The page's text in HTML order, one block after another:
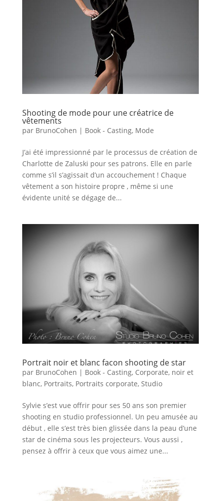
Shooting de mode pour une créatrice de
vêtements
par BrunoCohen | Book - Casting, Mode
J’ai été impressionné par le processus de création de
Charlotte de Zaluski pour ses patrons. Elle en parle
comme s’il s’agissait d’un accouchement ! Chaque
vêtement a son histoire propre , même si une
évidente unité se dégage de...
Portrait noir et blanc facon shooting de star
par BrunoCohen | Book - Casting, Corporate, noir et
blanc, Portraits, Portraits corporate, Studio
Sylvie s’est vue offrir pour ses 50 ans son premier
shooting en studio professionnel. Un peu amusée au
début , elle s’est très bien glissée dans la peau d’une
star de cinéma sous les projecteurs. Vous aussi ,
pensez à offrir à ceux que vous aimez une...